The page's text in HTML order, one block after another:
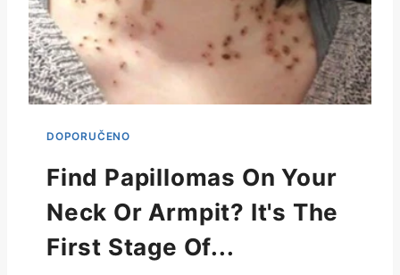
Find Papillomas On Your
Neck Or Armpit? It's The
First Stage Of...